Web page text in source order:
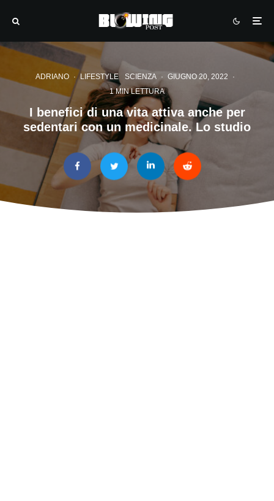
ADRIANO · LIFESTYLE SCIENZA · GIUGNO 20, 2022
·
1 MIN LETTURA
I benefici di una vita attiva anche per
sedentari con un medicinale. Lo studio